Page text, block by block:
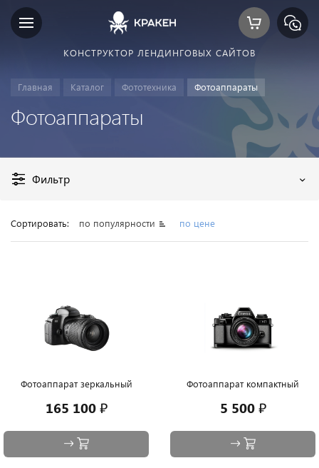
КОНСТРУКТОР ЛЕНДИНГОВЫХ САЙТОВ
Главная Каталог Фототехника Фотоаппараты
Фотоаппараты
Фильтр
Сортировать: по популярности по цене
Фотоаппарат зеркальный
165 100 ₽
Фотоаппарат компактный
5 500 ₽